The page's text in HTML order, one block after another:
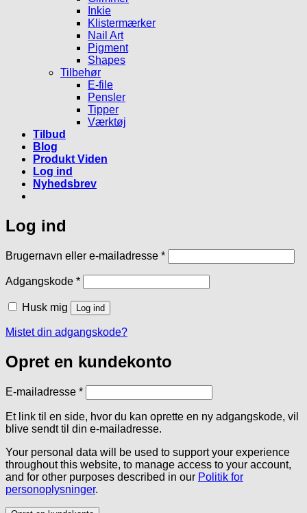
Inkie
Klistermærker
Nail Art
Pigment
Shapes
Tilbehør
E-file
Pensler
Tipper
Værktøj
Tilbud
Blog
Produkt Viden
Log ind
Nyhedsbrev
Log ind
Brugernavn eller e-mailadresse *Påkrævet
Adgangskode *Påkrævet
Husk mig Log ind
Mistet din adgangskode?
Opret en kundekonto
E-mailadresse *Påkrævet
Et link til en side, hvor du kan oprette en ny adgangskode, vil
blive sendt til din e-mailadresse.
Your personal data will be used to support your experience
throughout this website, to manage access to your account,
and for other purposes described in our Politik for
personoplysninger.